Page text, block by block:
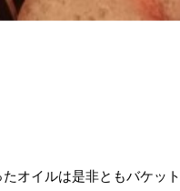
たオイルは是非ともバケッ